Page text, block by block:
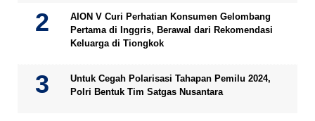
AION V Curi Perhatian Konsumen Gelombang
Pertama di Inggris, Berawal dari Rekomendasi
Keluarga di Tiongkok
Untuk Cegah Polarisasi Tahapan Pemilu 2024,
Polri Bentuk Tim Satgas Nusantara